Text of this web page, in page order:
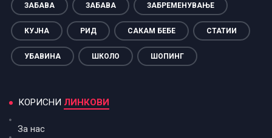
ЗАБАВА ЗАБАВА ЗАБРЕМЕНУВАЊЕ
КУЈНА РИД САКАМ БЕБЕ СТАТИИ
УБАВИНА ШКОЛО ШОПИНГ
КОРИСНИ ЛИНКОВИ
За нас